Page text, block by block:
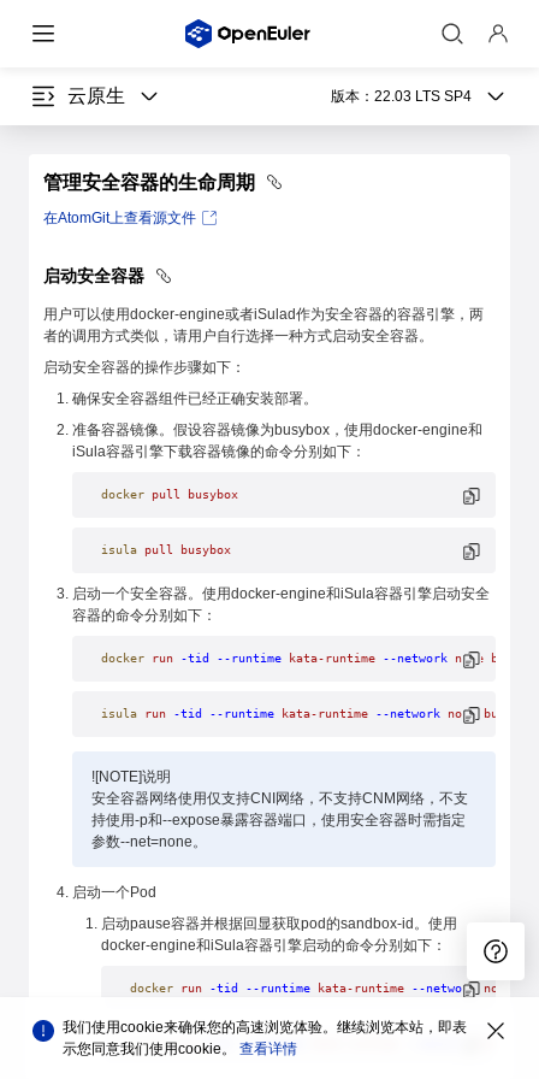
云原生 版本： 22.03 LTS SP4
管理安全容器的生命周期
在AtomGit上查看源文件
启动安全容器
用户可以使用docker-engine或者iSulad作为安全容器的容器引擎，两
者的调用方式类似，请用户自行选择一种方式启动安全容器。
启动安全容器的操作步骤如下：
确保安全容器组件已经正确安装部署。
准备容器镜像。假设容器镜像为busybox，使用docker-engine和
iSula容器引擎下载容器镜像的命令分别如下：
docker pull busybox
isula pull busybox
启动一个安全容器。使用docker-engine和iSula容器引擎启动安全
容器的命令分别如下：
docker run -tid --runtime kata-runtime --network none
isula run -tid --runtime kata-runtime --network none busybox
![NOTE]说明
安全容器网络使用仅支持CNI网络，不支持CNM网络，不支
持使用-p和--expose暴露容器端口，使用安全容器时需指定
参数--net=none。
启动一个Pod
启动pause容器并根据回显获取pod的sandbox-id。使用
docker-engine和iSula容器引擎启动的命令分别如下：
docker run -tid --runtime kata-runtime --network none
isula run -tid --runtime none
我们使用cookie来确保您的高速浏览体验。继续浏览本站，即表
示您同意我们使用cookie。 查看详情